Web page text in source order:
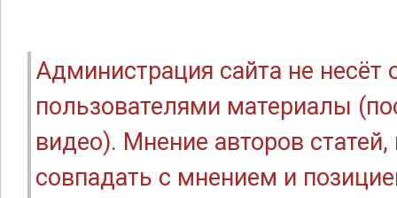
Администрация сайта не
пользователями материалы
видео). Мнение авторов
совпадать с мнением и